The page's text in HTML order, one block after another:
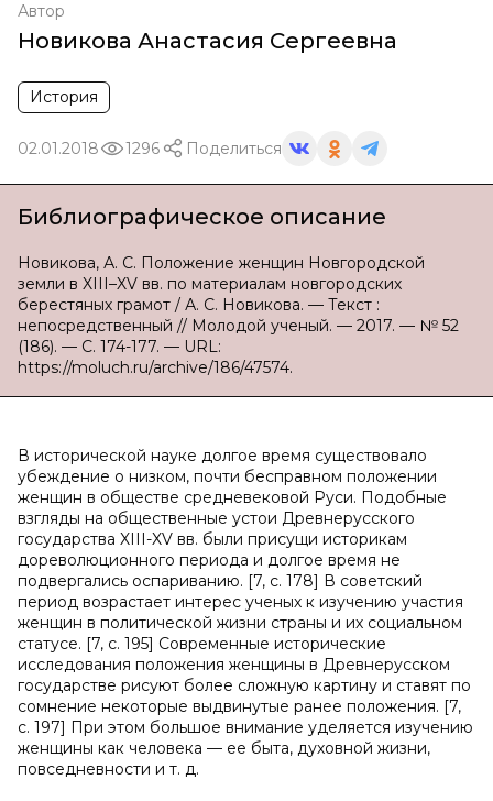
Автор
Новикова Анастасия Сергеевна
История
02.01.2018 1296 Поделиться
Библиографическое описание
Новикова, А. С. Положение женщин Новгородской
земли в XIII–XV вв. по материалам новгородских
берестяных грамот / А. С. Новикова. — Текст :
непосредственный // Молодой ученый. — 2017. — № 52
(186). — С. 174-177. — URL:
https://moluch.ru/archive/186/47574.
В исторической науке долгое время существовало
убеждение о низком, почти бесправном положении
женщин в обществе средневековой Руси. Подобные
взгляды на общественные устои Древнерусского
государства XIII-XV вв. были присущи историкам
дореволюционного периода и долгое время не
подвергались оспариванию. [7, с. 178] В советский
период возрастает интерес ученых к изучению участия
женщин в политической жизни страны и их социальном
статусе. [7, с. 195] Современные исторические
исследования положения женщины в Древнерусском
государстве рисуют более сложную картину и ставят по
сомнение некоторые выдвинутые ранее положения. [7,
с. 197] При этом большое внимание уделяется изучению
женщины как человека — ее быта, духовной жизни,
повседневности и т. д.